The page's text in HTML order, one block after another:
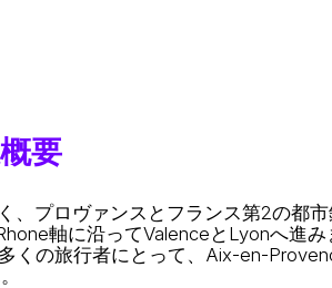
要
、プロヴァンスとフランス第2の都
軸に沿ってValenceとLyonへ進
くの旅行者にとって、Aix-en-